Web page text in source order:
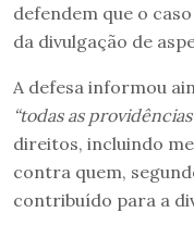
defendem que o
da divulgação de
A defesa informou
“todas as
direitos, incluindo
contra quem,
contribuído para a